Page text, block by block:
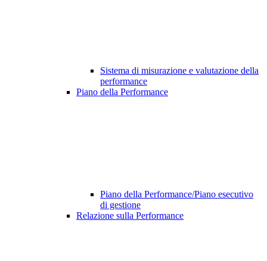
Sistema di misurazione e valutazione della
performance
Piano della Performance
Piano della Performance/Piano esecutivo
di gestione
Relazione sulla Performance